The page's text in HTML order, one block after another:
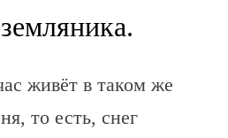
живёт в таком же
то есть, снег